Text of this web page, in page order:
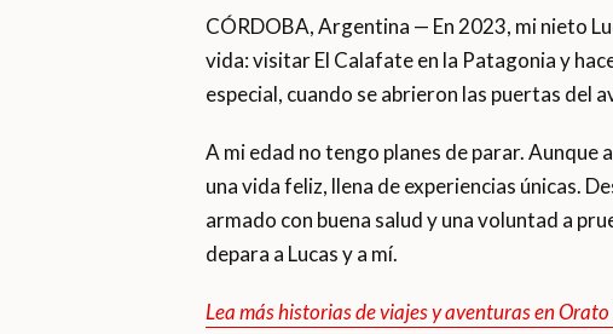
CÓRDOBA, Argentina — En 2023, mi nieto
vida: visitar El Calafate en la Patagonia y
especial, cuando se abrieron las puertas del
A mi edad no tengo planes de parar.
una vida feliz, llena de experiencias únicas.
armado con buena salud y una voluntad a
depara a Lucas y a mí.
Lea más historias de viajes y aventuras en